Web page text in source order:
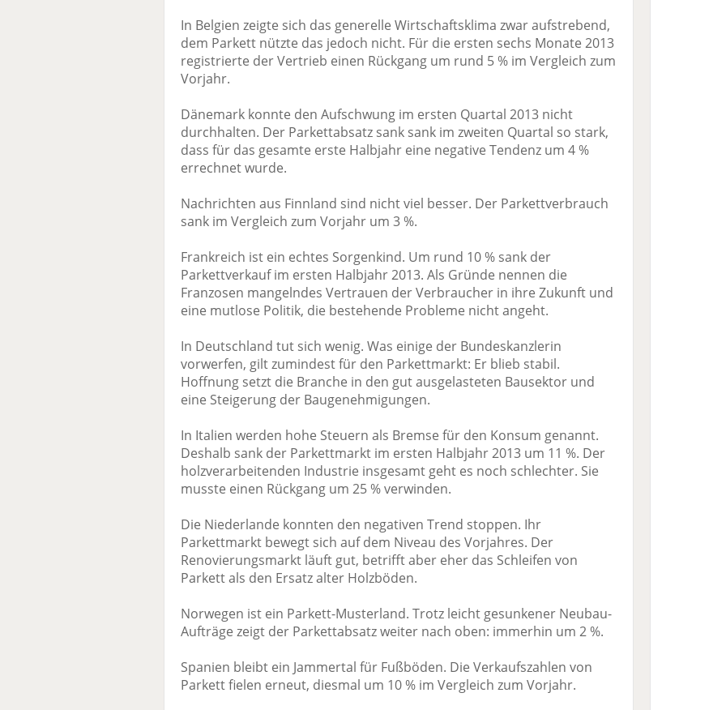
In Belgien zeigte sich das generelle Wirtschaftsklima zwar aufstrebend,
dem Parkett nützte das jedoch nicht. Für die ersten sechs Monate 2013
registrierte der Vertrieb einen Rückgang um rund 5 % im Vergleich zum
Vorjahr.
Dänemark konnte den Aufschwung im ersten Quartal 2013 nicht
durchhalten. Der Parkettabsatz sank sank im zweiten Quartal so stark,
dass für das gesamte erste Halbjahr eine negative Tendenz um 4 %
errechnet wurde.
Nachrichten aus Finnland sind nicht viel besser. Der Parkettverbrauch
sank im Vergleich zum Vorjahr um 3 %.
Frankreich ist ein echtes Sorgenkind. Um rund 10 % sank der
Parkettverkauf im ersten Halbjahr 2013. Als Gründe nennen die
Franzosen mangelndes Vertrauen der Verbraucher in ihre Zukunft und
eine mutlose Politik, die bestehende Probleme nicht angeht.
In Deutschland tut sich wenig. Was einige der Bundeskanzlerin
vorwerfen, gilt zumindest für den Parkettmarkt: Er blieb stabil.
Hoffnung setzt die Branche in den gut ausgelasteten Bausektor und
eine Steigerung der Baugenehmigungen.
In Italien werden hohe Steuern als Bremse für den Konsum genannt.
Deshalb sank der Parkettmarkt im ersten Halbjahr 2013 um 11 %. Der
holzverarbeitenden Industrie insgesamt geht es noch schlechter. Sie
musste einen Rückgang um 25 % verwinden.
Die Niederlande konnten den negativen Trend stoppen. Ihr
Parkettmarkt bewegt sich auf dem Niveau des Vorjahres. Der
Renovierungsmarkt läuft gut, betrifft aber eher das Schleifen von
Parkett als den Ersatz alter Holzböden.
Norwegen ist ein Parkett-Musterland. Trotz leicht gesunkener Neubau-
Aufträge zeigt der Parkettabsatz weiter nach oben: immerhin um 2 %.
Spanien bleibt ein Jammertal für Fußböden. Die Verkaufszahlen von
Parkett fielen erneut, diesmal um 10 % im Vergleich zum Vorjahr.